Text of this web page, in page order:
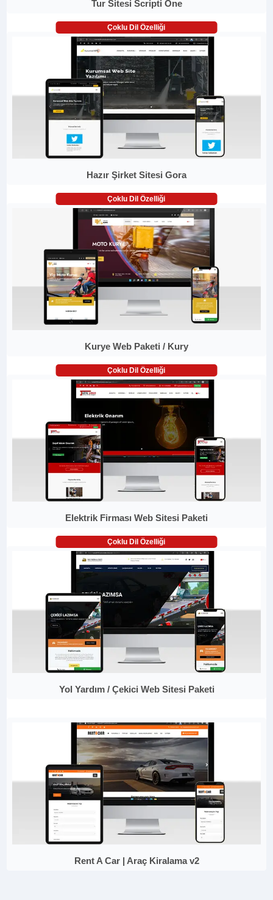
Tur Sitesi Scripti One
Çoklu Dil Özelliği
Hazır Şirket Sitesi Gora
Çoklu Dil Özelliği
Kurye Web Paketi / Kury
Çoklu Dil Özelliği
Elektrik Firması Web Sitesi Paketi
Çoklu Dil Özelliği
Yol Yardım / Çekici Web Sitesi Paketi
Rent A Car | Araç Kiralama v2